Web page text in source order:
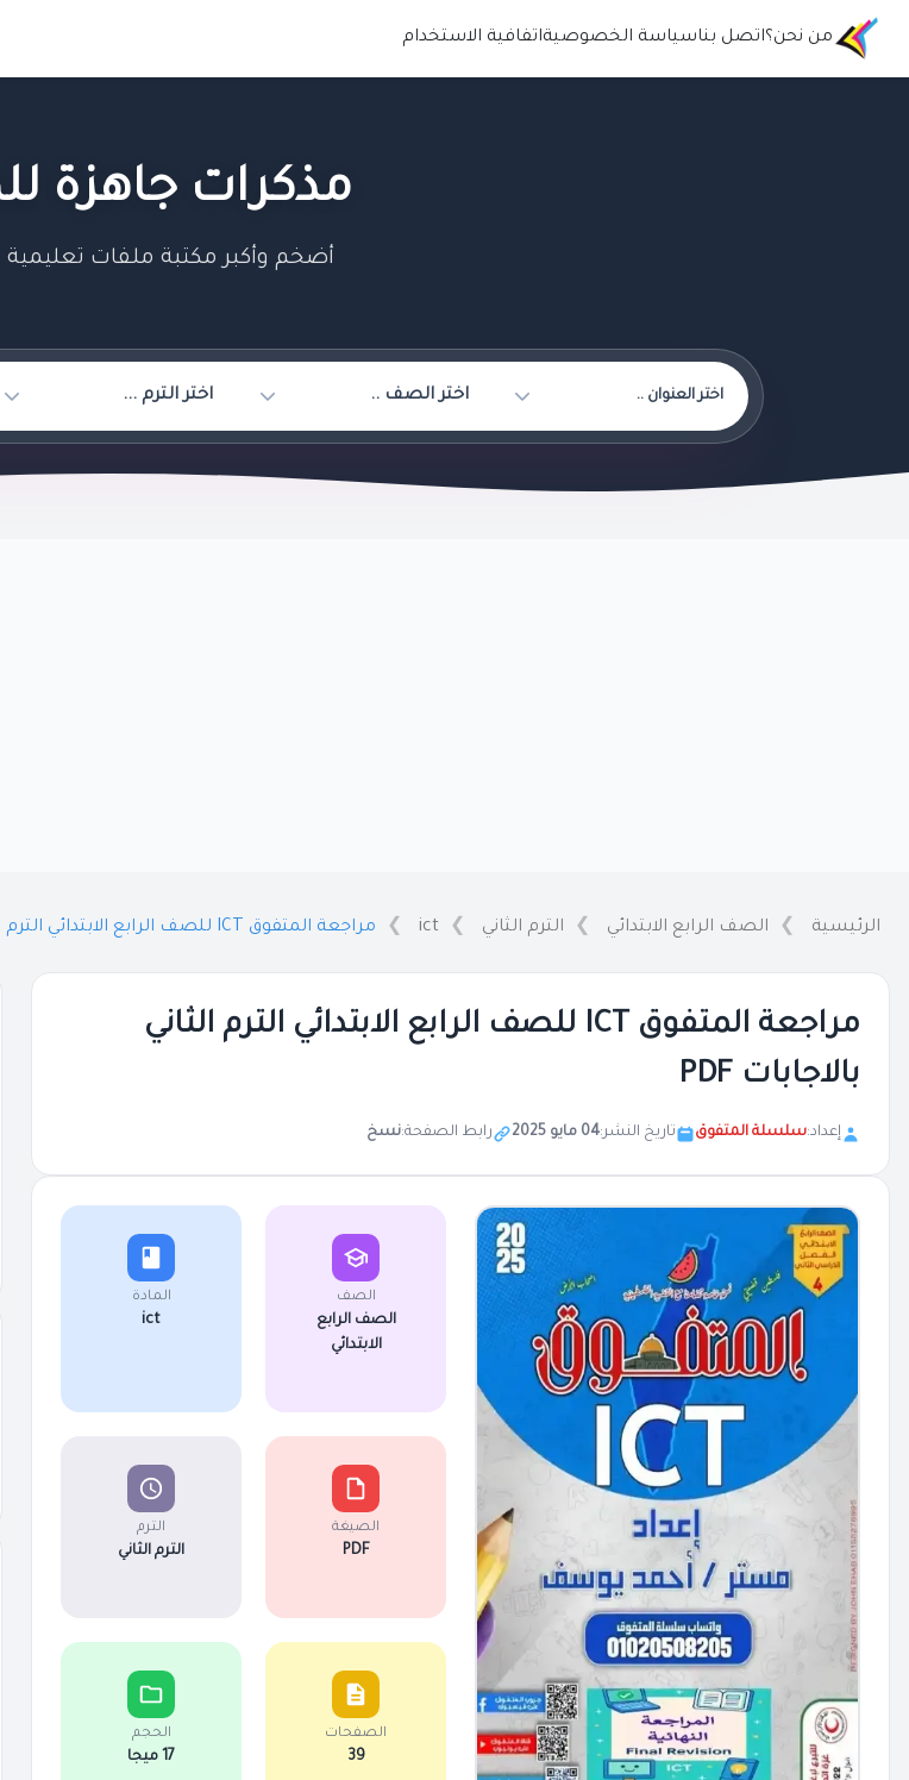
من نحن؟اتصل بناسياسة الخصوصيةاتفافية الاستخدام
مذكرات جاهزة
أضخم وأكبر مكتبة ملفات تعليمية
الرئيسية الصف الرابع الابتدائي الترم الثاني ict مراجعة المتفوق ICT للصف الرابع الابتدائي الترم الثاني بالاجابات PDF
مراجعة المتفوق ICT للصف الرابع الابتدائي الترم الثاني
بالاجابات PDF
إعداد:سلسلة المتفوق تاريخ النشر:04 مايو 2025 رابط الصفحة:نسخ
الصف
الصف الرابع
الابتدائي
المادة
ict
الصيغة
PDF
الترم
الترم الثاني
الصفحات
39
الحجم
17 ميجا